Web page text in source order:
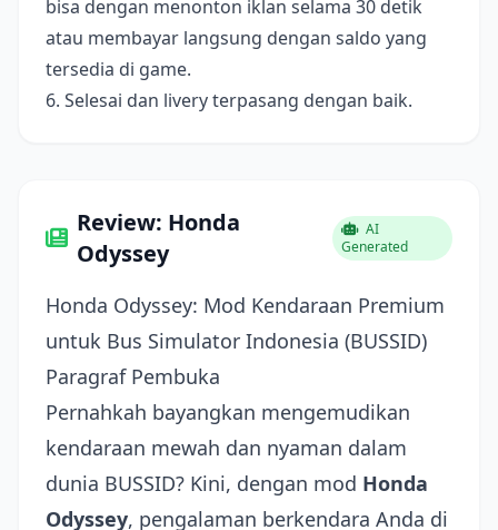
bisa dengan menonton iklan selama 30 detik
atau membayar langsung dengan saldo yang
tersedia di game.
6. Selesai dan livery terpasang dengan baik.
Review: Honda
Odyssey
AI
Generated
Honda Odyssey: Mod Kendaraan Premium
untuk Bus Simulator Indonesia (BUSSID)
Paragraf Pembuka
Pernahkah bayangkan mengemudikan
kendaraan mewah dan nyaman dalam
dunia BUSSID? Kini, dengan mod Honda
Odyssey, pengalaman berkendara Anda di